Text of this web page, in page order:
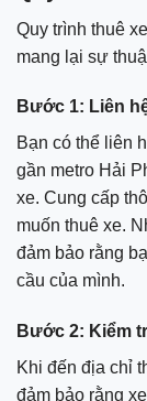
Quy trình thuê
mang lại sự
Bước 1: Liên
Bạn có thể liên
gần metro Hải
xe. Cung cấp
muốn thuê xe.
đảm bảo rằng
cầu của mình.
Bước 2: Kiểm
Khi đến địa chỉ
đảm bảo rằng